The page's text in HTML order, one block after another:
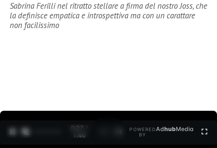
Sabrina Ferilli nel ritratto stellare a firma del nostro Joss, che
la definisce empatica e introspettiva ma con un carattare
non facilissimo
0:28 /
1:40
POWERED
BY
AdhubMedia